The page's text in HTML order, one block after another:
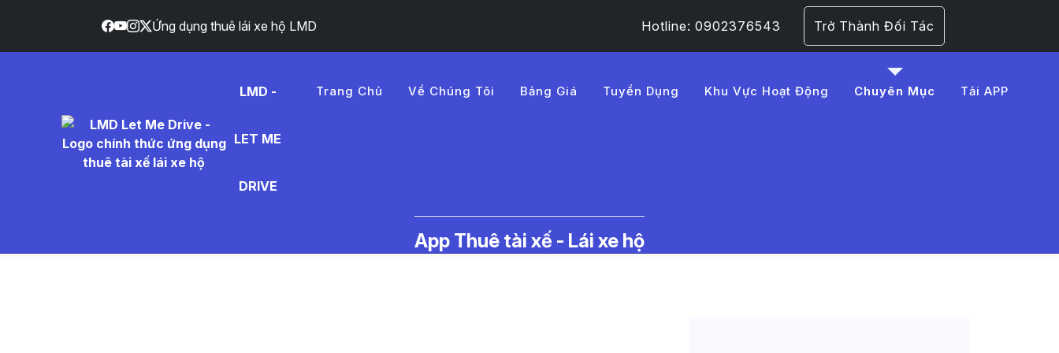
Ứng dụng thuê lái xe hộ LMD Hotline: 0902376543 Trở Thành Đối Tác
LMD -
LET ME
DRIVE
Trang Chủ Về Chúng Tôi Bảng Giá Tuyển Dụng Khu Vực Hoạt Động Chuyên Mục Tải APP
App Thuê tài xế - Lái xe hộ
- Tin Tức Thuê Tài Xế Lái Xe Hộ | LMD - Trang 1​